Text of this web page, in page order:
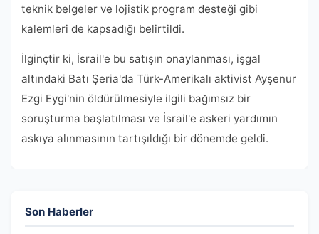
teknik belgeler ve lojistik program desteği gibi
kalemleri de kapsadığı belirtildi.
İlginçtir ki, İsrail'e bu satışın onaylanması, işgal
altındaki Batı Şeria'da Türk-Amerikalı aktivist Ayşenur
Ezgi Eygi'nin öldürülmesiyle ilgili bağımsız bir
soruşturma başlatılması ve İsrail'e askeri yardımın
askıya alınmasının tartışıldığı bir dönemde geldi.
Son Haberler